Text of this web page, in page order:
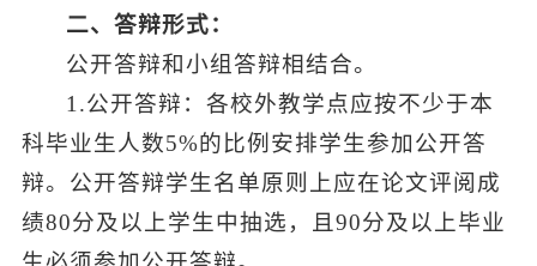
二、答辩形式：
公开答辩和小组答辩相结合。
1.公开答辩：各校外教学点应按不少于本
科毕业生人数5%的比例安排学生参加公开答
辩。公开答辩学生名单原则上应在论文评阅成
绩80分及以上学生中抽选，且90分及以上毕业